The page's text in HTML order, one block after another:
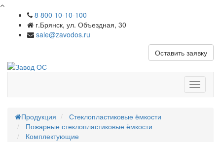
8 800 10-10-100
г.Брянск, ул. Объездная, 30
sale@zavodos.ru
Оставить заявку
меню
Продукция
Стеклопластиковые ёмкости
Пожарные стеклопластиковые ёмкости
Комплектующие